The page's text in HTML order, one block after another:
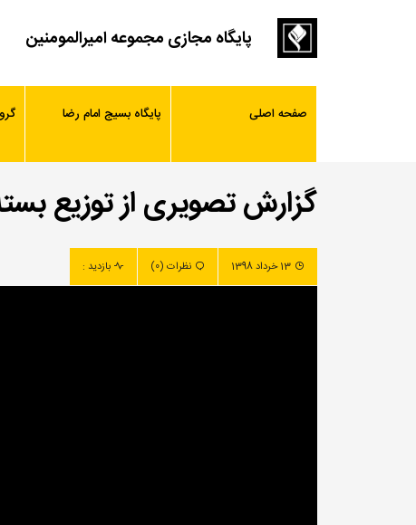
پایگاه مجازی مجموعه امیرالمومنین
صفحه اصلی پایگاه بسیج امام رضا
گزارش تصویری از توزیع
13 خرداد 1398 نظرات (0) بازدید :